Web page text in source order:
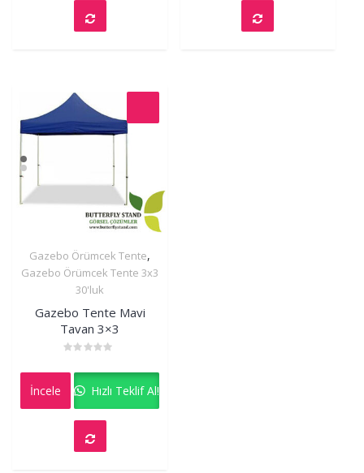
İncele
Gazebo Örümcek Tente,
Gazebo Örümcek Tente 3x3
30'luk
Gazebo Tente Mavi
Tavan 3×3
0
İncele Hızlı Teklif Al!